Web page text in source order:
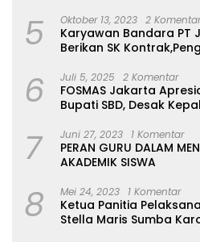
5 Oktober 13, 2023 2 Komentar
Karyawan Bandara PT
Berikan SK
6 Juli 5, 2025 2 Komentar
FOSMAS Jakarta
Bupati SBD, Desak
7 Juni 27, 2023 1 Komentar
PERAN GURU DALAM
AKADEMIK SISWA
8 Mei 24, 2023 1 Komentar
Ketua Panitia
Stella Maris Sumba